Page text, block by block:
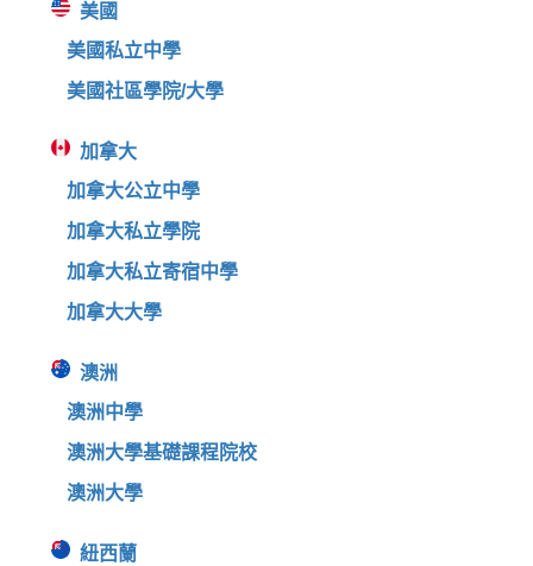
美國
美國私立中學
美國社區學院/大學
加拿大
加拿大公立中學
加拿大私立學院
加拿大私立寄宿中學
加拿大大學
澳洲
澳洲中學
澳洲大學基礎課程院校
澳洲大學
紐西蘭